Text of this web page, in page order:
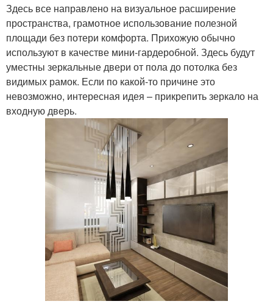
Здесь все направлено на визуальное расширение
пространства, грамотное использование полезной
площади без потери комфорта. Прихожую обычно
используют в качестве мини-гардеробной. Здесь будут
уместны зеркальные двери от пола до потолка без
видимых рамок. Если по какой-то причине это
невозможно, интересная идея – прикрепить зеркало на
входную дверь.